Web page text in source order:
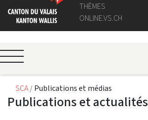
THÈMES
ONLINE.VS.CH
SCA Publications et médias
Publications et actualités